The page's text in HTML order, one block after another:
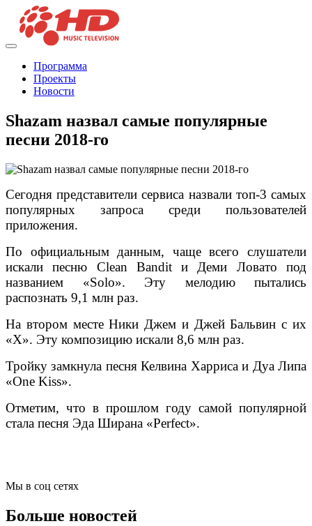
Программа
Проекты
Новости
Shazam назвал самые популярные
песни 2018-го
Сегодня представители сервиса назвали топ-3 самых
популярных запроса среди пользователей
приложения.
По официальным данным, чаще всего слушатели
искали песню Clean Bandit и Деми Ловато под
названием «Solo». Эту мелодию пытались
распознать 9,1 млн раз.
На втором месте Ники Джем и Джей Бальвин с их
«X». Эту композицию искали 8,6 млн раз.
Тройку замкнула песня Келвина Харриса и Дуа Липа
«One Kiss».
Отметим, что в прошлом году самой популярной
стала песня Эда Ширана «Perfect».
Мы в соц сетях
Больше новостей